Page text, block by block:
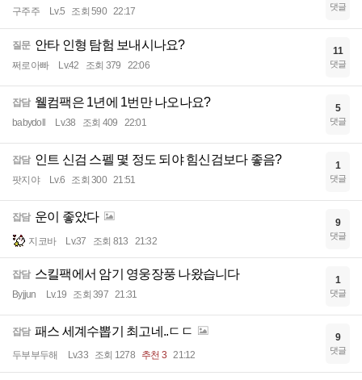
구주주 Lv.5 조회 590 22:17 댓글
질문 안타 인형 탐험 보내시나요?
쩌로아빠 Lv.42 조회 379 22:06
11
댓글
잡담 웰컴팩은 1년에 1번만 나오나요?
babydoll Lv.38 조회 409 22:01
5
댓글
잡담 인트 신검 스펠 몇 정도 되야 힘신검보다 좋음?
팟지야 Lv.6 조회 300 21:51
1
댓글
잡담 운이 좋았다
지코바 Lv.37 조회 813 21:32
9
댓글
잡담 스킬팩에서 암기 영웅장풍 나왔습니다
Byjjun Lv.19 조회 397 21:31
1
댓글
잡담 패스 세계수뽑기 최고네..ㄷㄷ
두부부두해 Lv.33 조회 1278 추천 3 21:12
9
댓글